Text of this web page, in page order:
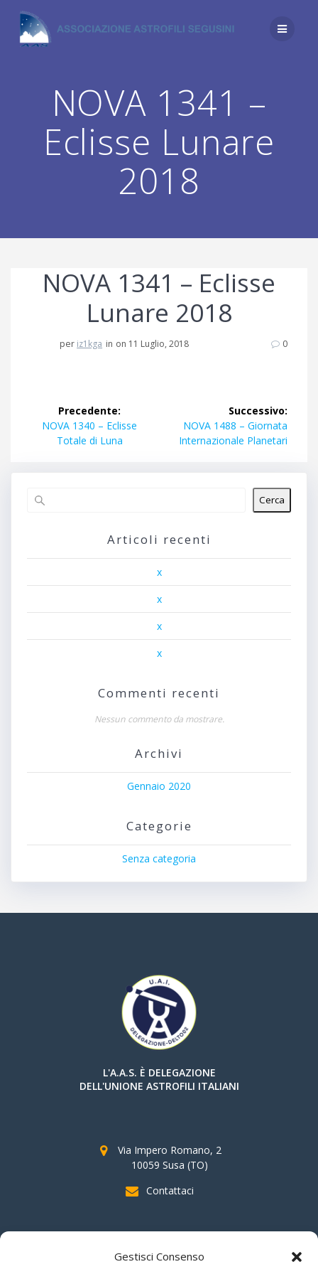
Gestisci Consenso
contenuto
NOVA 1341 –
Eclisse Lunare
2018
NOVA 1341 – Eclisse
Lunare 2018
per iz1kga in on 11 Luglio, 2018 0
Navigazione
articoli
Precedente:
Articolo
precedente:
NOVA 1340 – Eclisse
Totale di Luna
Successivo:
Articolo
successivo:
NOVA 1488 – Giornata
Internazionale Planetari
Cerca
Articoli recenti
x
x
x
x
Commenti recenti
Nessun commento da mostrare.
Archivi
Gennaio 2020
Categorie
Senza categoria
L'A.A.S. È DELEGAZIONE
DELL'UNIONE ASTROFILI ITALIANI
Via Impero Romano, 2
10059 Susa (TO)
Contattaci
SOSTIENI AAS